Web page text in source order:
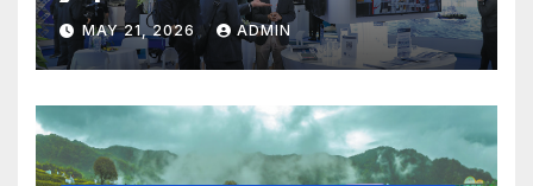
изграждането на AI
екосистема в Китай
MAY 21, 2026 ADMIN